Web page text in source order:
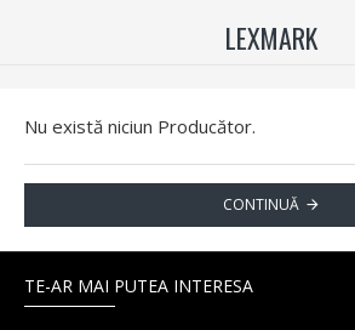
LEXMARK
Nu există niciun Producător.
CONTINUĂ
TE-AR MAI PUTEA INTERESA